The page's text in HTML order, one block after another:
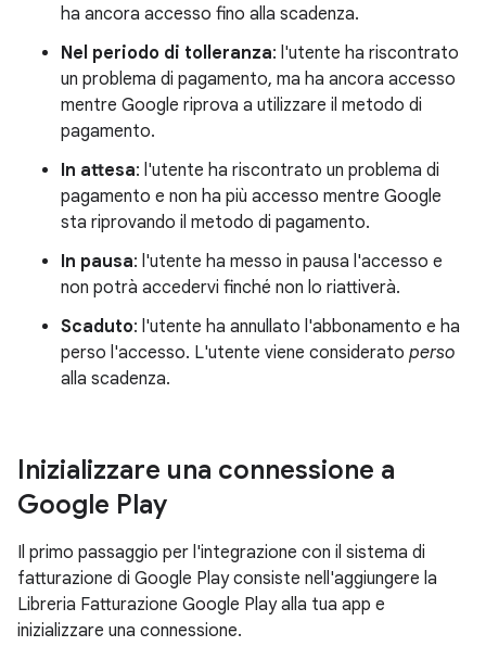
ha ancora accesso fino alla scadenza.
Nel periodo di tolleranza: l'utente ha riscontrato
un problema di pagamento, ma ha ancora accesso
mentre Google riprova a utilizzare il metodo di
pagamento.
In attesa: l'utente ha riscontrato un problema di
pagamento e non ha più accesso mentre Google
sta riprovando il metodo di pagamento.
In pausa: l'utente ha messo in pausa l'accesso e
non potrà accedervi finché non lo riattiverà.
Scaduto: l'utente ha annullato l'abbonamento e ha
perso l'accesso. L'utente viene considerato perso
alla scadenza.
Inizializzare una connessione a
Google Play
Il primo passaggio per l'integrazione con il sistema di
fatturazione di Google Play consiste nell'aggiungere la
Libreria Fatturazione Google Play alla tua app e
inizializzare una connessione.